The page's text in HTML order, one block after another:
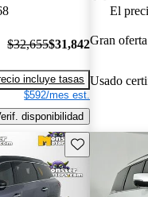
$32,655$31,842
incluye tasas
$592/mes est.
disponibilidad
El
Gran oferta
Usado
Guarda este